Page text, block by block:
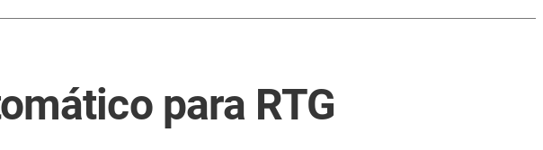
para RTG